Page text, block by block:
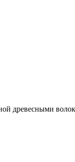
древесными